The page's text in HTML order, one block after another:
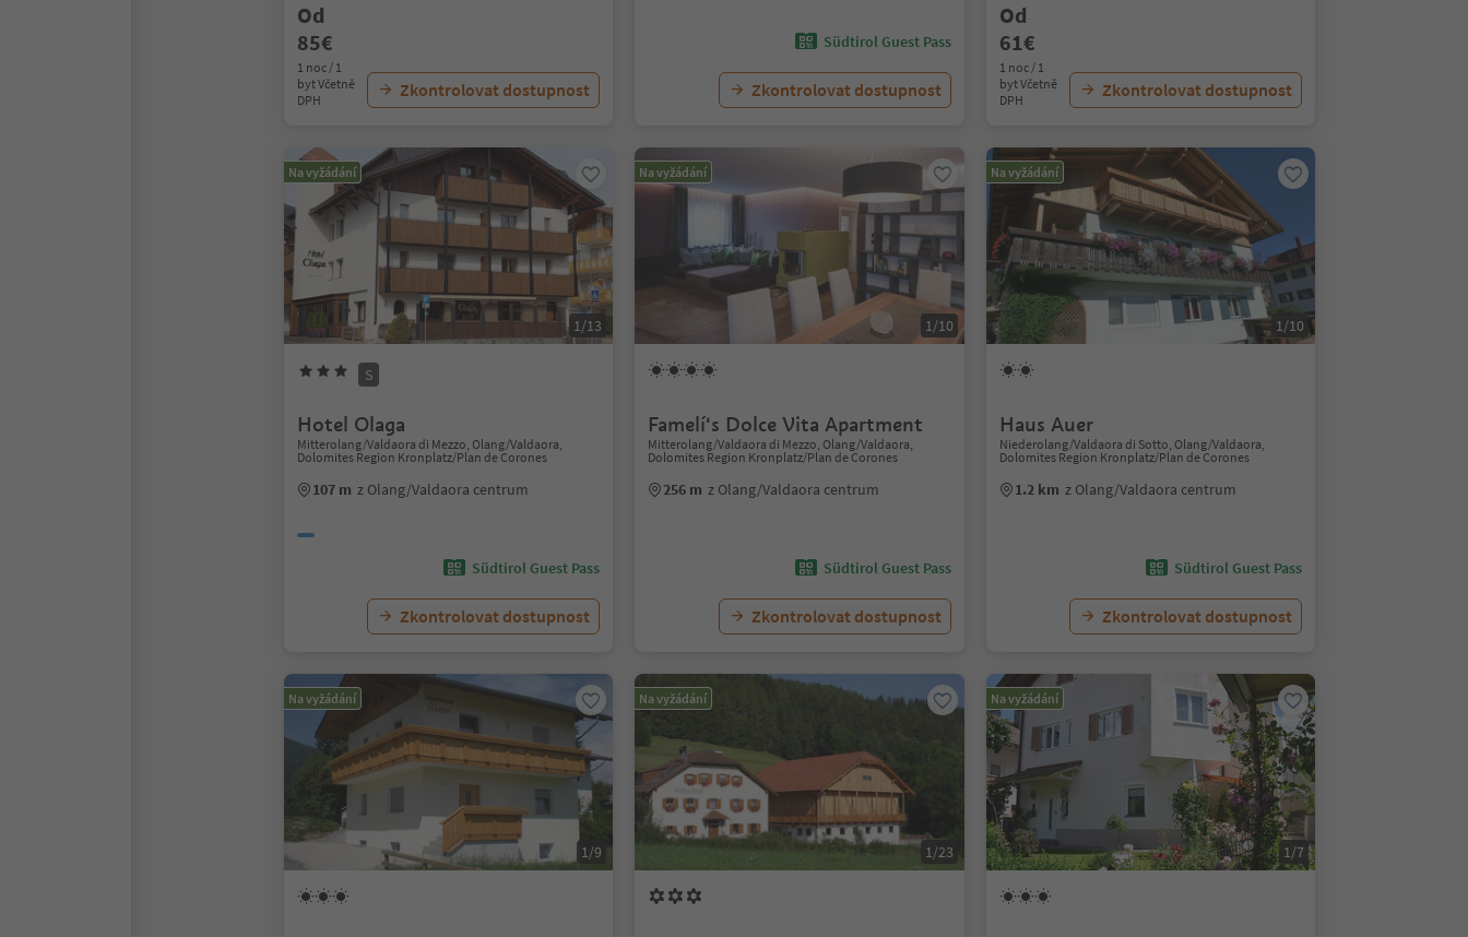
Od
85€
1 noc / 1
byt Včetně
DPH
Zkontrolovat dostupnost
Südtirol Guest Pass
Zkontrolovat dostupnost
Od
61€
1 noc / 1
byt Včetně
DPH
Zkontrolovat dostupnost
Na vyžádání
1/13
S
Hotel Olaga
Mitterolang/Valdaora di Mezzo, Olang/Valdaora,
Dolomites Region Kronplatz/Plan de Corones
107 m z Olang/Valdaora centrum
Südtirol Guest Pass
Zkontrolovat dostupnost
Na vyžádání
1/10
Famelí‘s Dolce Vita Apartment
Mitterolang/Valdaora di Mezzo, Olang/Valdaora,
Dolomites Region Kronplatz/Plan de Corones
256 m z Olang/Valdaora centrum
Südtirol Guest Pass
Zkontrolovat dostupnost
Na vyžádání
1/10
Haus Auer
Niederolang/Valdaora di Sotto, Olang/Valdaora,
Dolomites Region Kronplatz/Plan de Corones
1.2 km z Olang/Valdaora centrum
Südtirol Guest Pass
Zkontrolovat dostupnost
Na vyžádání
1/9
Na vyžádání
1/23
Na vyžádání
1/7